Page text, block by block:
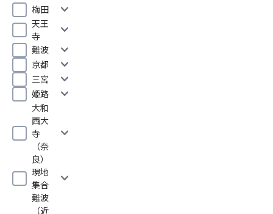
梅田 expand_more
天王
寺
expand_more
難波 expand_more
京都 expand_more
三宮 expand_more
姫路 expand_more
大和
西大
寺
（奈
良）
expand_more
現地
集合
expand_more
難波
（近